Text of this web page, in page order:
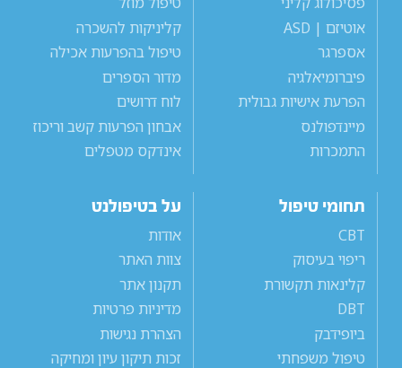
אוטיזם | ASD
אספרגר
פיברומיאלגיה
הפרעת אישיות גבולית
מיינדפולנס
התמכרות
קליניקות להשכרה
טיפול בהפרעות אכילה
מדור הספרים
לוח דרושים
אבחון הפרעות קשב וריכוז
אינדקס מטפלים
תחומי טיפול
CBT
ריפוי בעיסוק
קלינאות תקשורת
DBT
ביופידבק
טיפול משפחתי
על בטיפולנט
אודות
צוות האתר
תקנון אתר
מדיניות פרטיות
הצהרת נגישות
זכות תיקון עיון ומחיקה